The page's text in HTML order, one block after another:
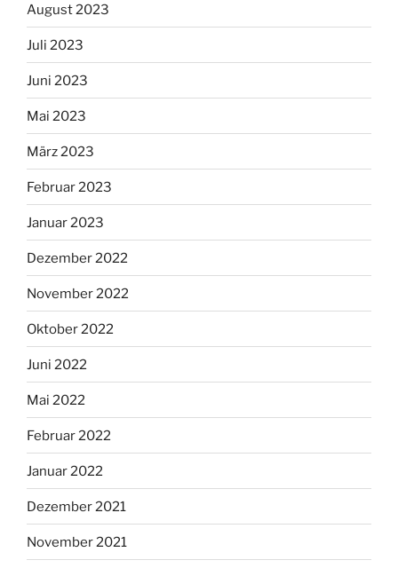
August 2023
Juli 2023
Juni 2023
Mai 2023
März 2023
Februar 2023
Januar 2023
Dezember 2022
November 2022
Oktober 2022
Juni 2022
Mai 2022
Februar 2022
Januar 2022
Dezember 2021
November 2021